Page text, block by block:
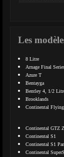
Les
8 Litre
Arnage Final
Azure T
Bentayga
Bentley 4, 1/2
Brooklands
Continental
Continental GTZ
Continental S1
Continental S1
Continental